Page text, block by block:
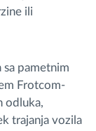
ili
pametnim
Frotcom-
odluka,
trajanja vozila